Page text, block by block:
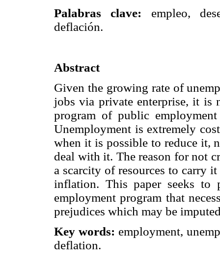
Palabras clave: empleo,
deflación.
Abstract
Given the growing rate of
jobs via private enterprise, it is
program of public
Unemployment is extremely
when it is possible to reduce it,
deal with it. The reason for not
a scarcity of resources to carry
inflation. This paper seeks
employment program that
prejudices which may be
Key words: employment,
deflation.